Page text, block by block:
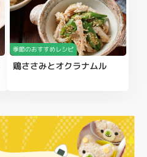
季節のおすすめレシピ
鶏ささみとオクラナムル